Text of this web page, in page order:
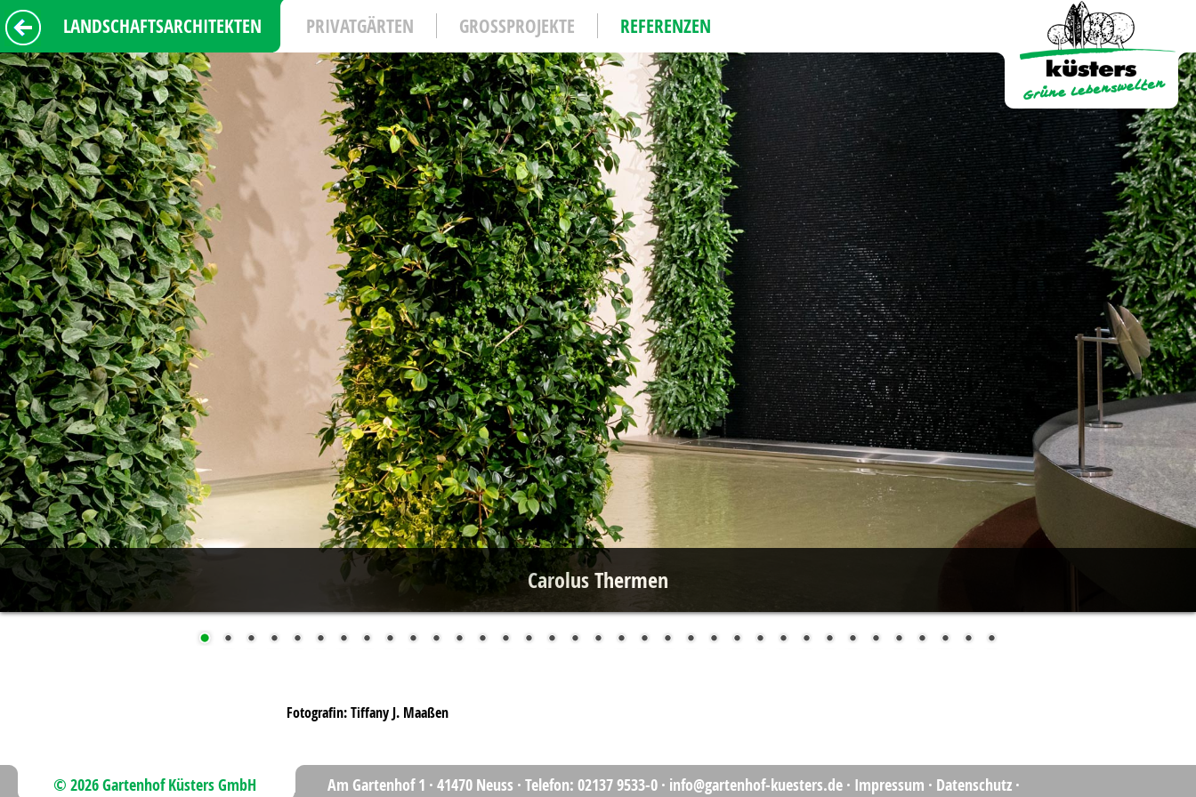
LANDSCHAFTSARCHITEKTEN PRIVATGÄRTEN GROSSPROJEKTE REFERENZEN
Carolus Thermen
Fotografin: Tiffany J. Maaßen
© 2026 Gartenhof Küsters GmbH Am Gartenhof 1 · 41470 Neuss · Telefon: 02137 9533-0 · info@gartenhof-kuesters.de · Impressum · Datenschutz ·